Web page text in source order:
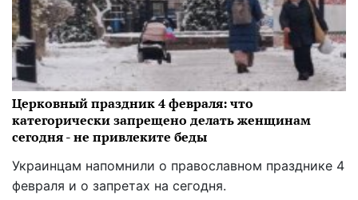
Церковный праздник 4 февраля: что
категорически запрещено делать женщинам
сегодня - не привлеките беды
Украинцам напомнили о православном празднике 4
февраля и о запретах на сегодня.